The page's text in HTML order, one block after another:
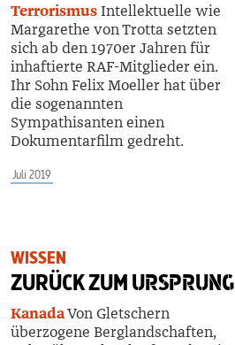
TerrorismusIntellektuelle wie
Margarethe von Trotta setzten
sich ab den 1970er Jahren für
inhaftierte RAF-Mitglieder ein.
Ihr Sohn Felix Moeller hat über
die sogenannten
Sympathisanten einen
Dokumentarfilm gedreht.
Juli 2019
WISSEN
ZURÜCK ZUMURSPRUNG
KanadaVon Gletschern
überzogene Berglandschaften,